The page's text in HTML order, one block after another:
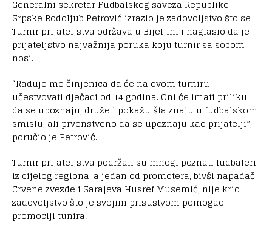
Generalni sekretar Fudbalskog saveza Republike
Srpske Rodoljub Petrović izrazio je zadovoljstvo što se
Turnir prijateljstva održava u Bijeljini i naglasio da je
prijateljstvo najvažnija poruka koju turnir sa sobom
nosi.
“Raduje me činjenica da će na ovom turniru
učestvovati dječaci od 14 godina. Oni će imati priliku
da se upoznaju, druže i pokažu šta znaju u fudbalskom
smislu, ali prvenstveno da se upoznaju kao prijatelji”,
poručio je Petrović.
Turnir prijateljstva podržali su mnogi poznati fudbaleri
iz cijelog regiona, a jedan od promotera, bivši napadač
Crvene zvezde i Sarajeva Husref Musemić, nije krio
zadovoljstvo što je svojim prisustvom pomogao
promociji tunira.